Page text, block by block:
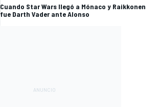
Cuando Star Wars llegó a Mónaco y Raikkonen
fue Darth Vader ante Alonso